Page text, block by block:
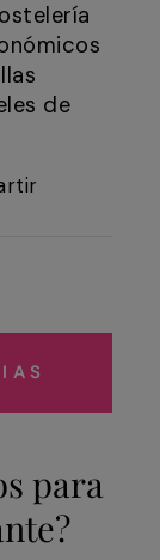
de
para